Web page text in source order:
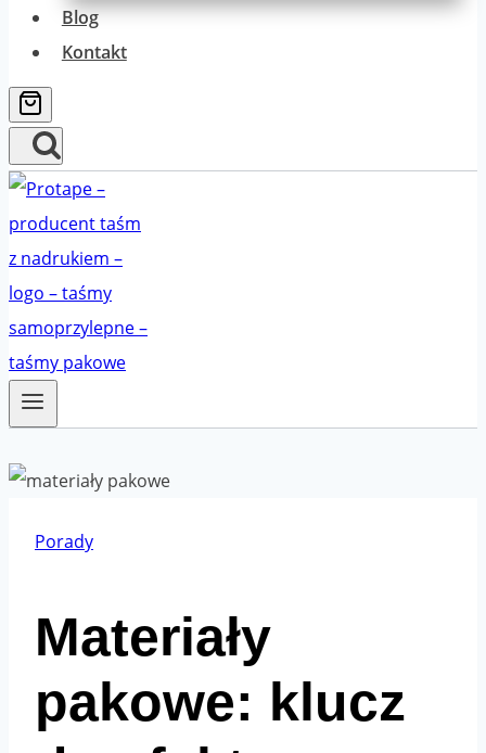
Blog
Kontakt
Porady
Materiały
pakowe: klucz